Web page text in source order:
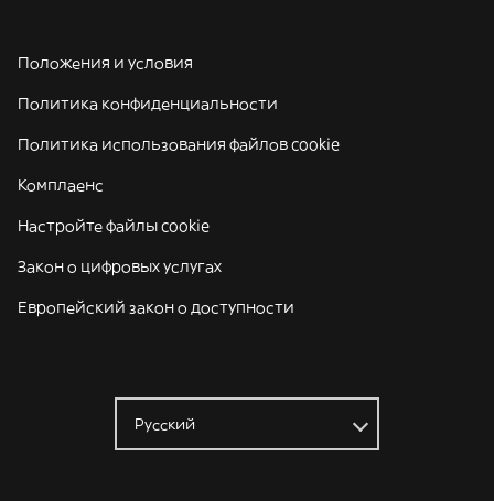
Положения и условия
Политика конфиденциальности
Политика использования файлов cookie
Комплаенс
Настройте файлы cookie
Закон о цифровых услугах
Европейский закон о доступности